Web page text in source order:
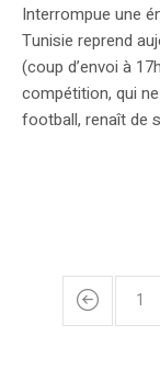
Interrompue une
Tunisie reprend
(coup d’envoi à
compétition, qui
football, renaît de
1